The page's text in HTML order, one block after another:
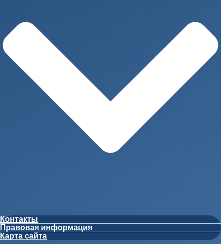
Контакты
Правовая информация
Карта сайта